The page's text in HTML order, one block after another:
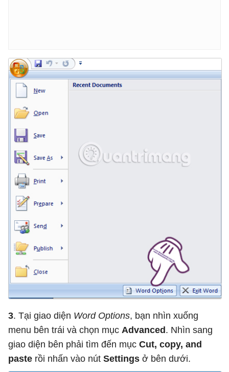
3. Tại giao diện Word Options, bạn nhìn xuống
menu bên trái và chọn mục Advanced. Nhìn sang
giao diện bên phải tìm đến mục Cut, copy, and
paste rồi nhấn vào nút Settings ở bên dưới.